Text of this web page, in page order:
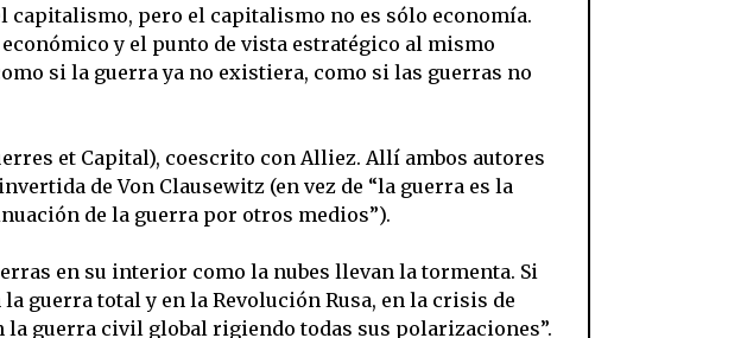
capitalismo, pero el capitalismo no es sólo economía.
y el punto de vista estratégico al mismo
si la guerra ya no existiera, como si las guerras no
et Capital), coescrito con Alliez. Allí ambos autores
de Von Clausewitz (en vez de “la guerra es la
de la guerra por otros medios”).
en su interior como la nubes llevan la tormenta. Si
guerra total y en la Revolución Rusa, en la crisis de
guerra civil global rigiendo todas sus polarizaciones”.